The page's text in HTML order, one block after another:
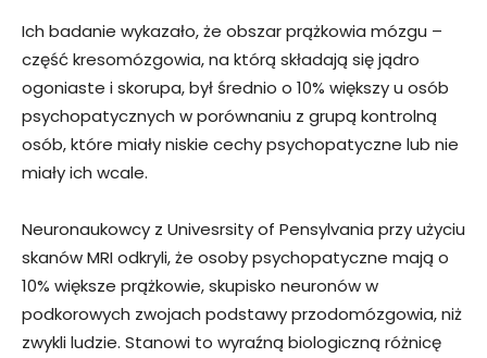
Ich badanie wykazało, że obszar prążkowia mózgu –
część kresomózgowia, na którą składają się jądro
ogoniaste i skorupa, był średnio o 10% większy u osób
psychopatycznych w porównaniu z grupą kontrolną
osób, które miały niskie cechy psychopatyczne lub nie
miały ich wcale.
Neuronaukowcy z Univesrsity of Pensylvania przy użyciu
skanów MRI odkryli, że osoby psychopatyczne mają o
10% większe prążkowie, skupisko neuronów w
podkorowych zwojach podstawy przodomózgowia, niż
zwykli ludzie. Stanowi to wyraźną biologiczną różnicę